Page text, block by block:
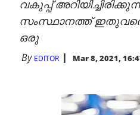
വകുപ്പ്
സംസ്ഥാനത്ത് ഇതുവരെ
ഒരു
By EDITOR Mar 8, 2021,